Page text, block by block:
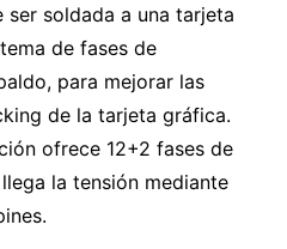
ser soldada a una tarjeta
de fases de
para mejorar las
de la tarjeta gráfica.
ofrece 12+2 fases de
la tensión mediante